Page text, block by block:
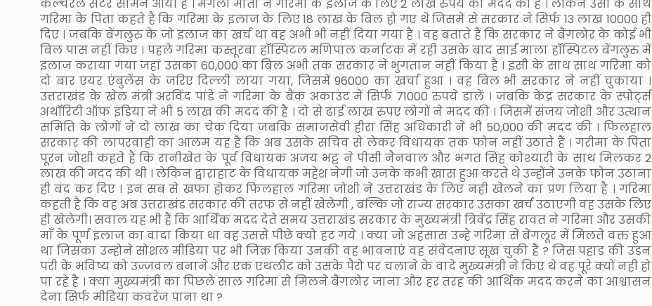
कल्चरल सेंटर सामने आया है । मंगला माता ने गरिमा के इलाज के लिए 2 लाख रुपये की मदद की है । लेकिन उसी के साथ
गरिमा के पिता कहते हैं कि गरिमा के इलाज के लिए 18 लाख के बिल हो गए थे जिसमें से सरकार ने सिर्फ 13 लाख 10000 ही
दिए । जबकि बेंगलुरु के जो इलाज का खर्च था वह अभी भी नहीं दिया गया है । वह बताते हैं कि सरकार ने बैंगलोर के कोई भी
बिल पास नहीं किए । पहले गरिमा कस्तूरबा हॉस्पिटल मणिपाल कर्नाटक में रही उसके बाद साईं माला हॉस्पिटल बेंगलुरु में
इलाज कराया गया जहां उसका 60,000 का बिल अभी तक सरकार ने भुगतान नहीं किया है । इसी के साथ साथ गरिमा को
दो बार एयर एंबुलेंस के जरिए दिल्ली लाया गया, जिसमें 96000 का खर्चा हुआ । वह बिल भी सरकार ने नहीं चुकाया ।
उत्तराखंड के खेल मंत्री अरविंद पांडे ने गरिमा के बैंक अकाउंट में सिर्फ 71000 रुपये डालें । जबकि केंद्र सरकार के स्पोर्ट्स
अथॉरिटी ऑफ इंडिया ने भी 5 लाख की मदद की है । दो से ढाई लाख रुपए लोगों ने मदद की । जिसमें संजय जोशी और उत्थान
समिति के लोगों ने दो लाख का चेक दिया जबकि समाजसेवी हीरा सिंह अधिकारी ने भी 50,000 की मदद की । फिलहाल
सरकार की लापरवाही का आलम यह है कि अब उसके सचिव से लेकर विधायक तक फोन नहीं उठाते हैं । गरीमा के पिता
पूरन जोशी कहते हैं कि रानीखेत के पूर्व विधायक अजय भट्ट ने पीसी नैनवाल और भगत सिंह कोश्यारी के साथ मिलकर 2
लाख की मदद की थी । लेकिन द्वाराहाट के विधायक महेश नेगी जो उनके कभी खास हुआ करते थे उन्होंने उनके फोन उठाना
ही बंद कर दिए । इन सब से खफा होकर फिलहाल गरिमा जोशी ने उत्तराखंड के लिए नही खेलने का प्रण लिया है । गरिमा
कहती है कि वह अब उत्तराखंड सरकार की तरफ से नहीं खेलेगी , बल्कि जो राज्य सरकार उसका खर्च उठाएगी वह उसके लिए
ही खेलेगी। सवाल यह भी हैं कि आर्थिक मदद देते समय उत्तराखंड सरकार के मुख्यमंत्री त्रिवेंद्र सिंह रावत ने गरिमा और उसकी
माँ के पूर्ण इलाज का वादा किया था वह उससे पीछे क्यो हट गये । क्या जो अहसास उन्हे गरिमा से बेंगलूर में मिलते वक्त हुआ
था जिसका उन्होने सोशल मीडिया पर भी जिक्र किया उनकी वह भावनाएं वह संवेदनाए सूख चुकी हैं ? जिस पहाड की उडन
परी के भविष्य को उज्जवल बनाने और एक एथलीट को उसके पैरो पर चलाने के वादे मुख्यमंत्री ने किए थे वह पूरे क्यों नही हो
पा रहे है । क्या मुख्यमंत्री का पिछले साल गरिमा से मिलने बैंगलोर जाना और हर तरह की आर्थिक मदद करने का आश्वासन
देना सिर्फ मीडिया कवरेज पाना था ?